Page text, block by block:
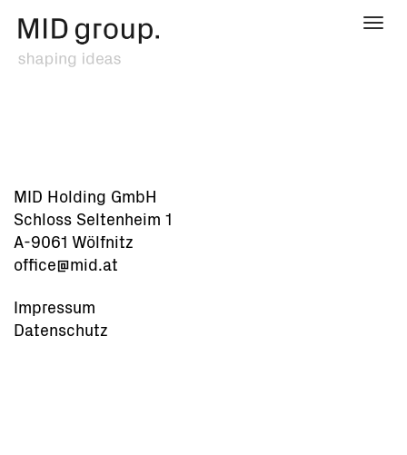
MID Holding GmbH
Schloss Seltenheim 1
A-9061 Wölfnitz
office@mid.at
Impressum
Datenschutz